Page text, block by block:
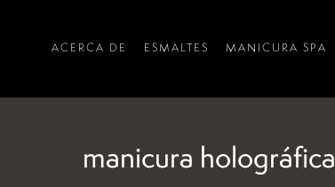
ACERCA DE ESMALTES MANICURA SPA
manicura holográfica